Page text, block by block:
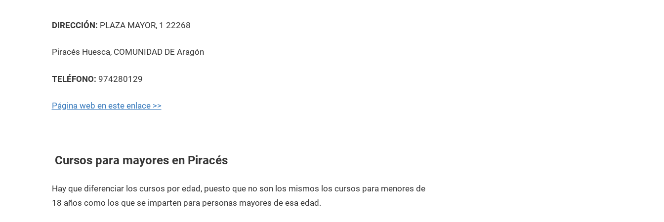
DIRECCIÓN: PLAZA MAYOR, 1 22268
Piracés Huesca, COMUNIDAD DE Aragón
TELÉFONO: 974280129
Página web en este enlace >>
Cursos para mayores en Piracés
Hay que diferenciar los cursos por edad, puesto que no son los mismos los cursos para menores de
18 años como los que se imparten para personas mayores de esa edad.